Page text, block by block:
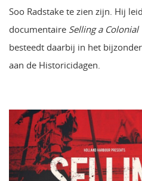
Soo Radstake te zien zijn. Hij
documentaire Selling a Colonial
besteedt daarbij in het
aan de Historicidagen.